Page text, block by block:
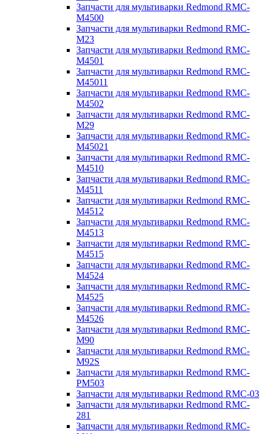
Запчасти для мультиварки Redmond RMC-
M4500
Запчасти для мультиварки Redmond RMC-
M23
Запчасти для мультиварки Redmond RMC-
M4501
Запчасти для мультиварки Redmond RMC-
M45011
Запчасти для мультиварки Redmond RMC-
M4502
Запчасти для мультиварки Redmond RMC-
M29
Запчасти для мультиварки Redmond RMC-
M45021
Запчасти для мультиварки Redmond RMC-
M4510
Запчасти для мультиварки Redmond RMC-
M4511
Запчасти для мультиварки Redmond RMC-
M4512
Запчасти для мультиварки Redmond RMC-
M4513
Запчасти для мультиварки Redmond RMC-
M4515
Запчасти для мультиварки Redmond RMC-
M4524
Запчасти для мультиварки Redmond RMC-
M4525
Запчасти для мультиварки Redmond RMC-
M4526
Запчасти для мультиварки Redmond RMC-
M90
Запчасти для мультиварки Redmond RMC-
M92S
Запчасти для мультиварки Redmond RMC-
PM503
Запчасти для мультиварки Redmond RMC-03
Запчасти для мультиварки Redmond RMC-
281
Запчасти для мультиварки Redmond RMC-